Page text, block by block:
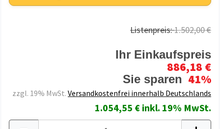
Listenpreis:1.502,00 €
Ihr Einkaufspreis
886,18 €
Sie sparen 41%
zzgl. 19% MwSt. Versandkostenfrei innerhalb Deutschlands
1.054,55 € inkl. 19% MwSt.